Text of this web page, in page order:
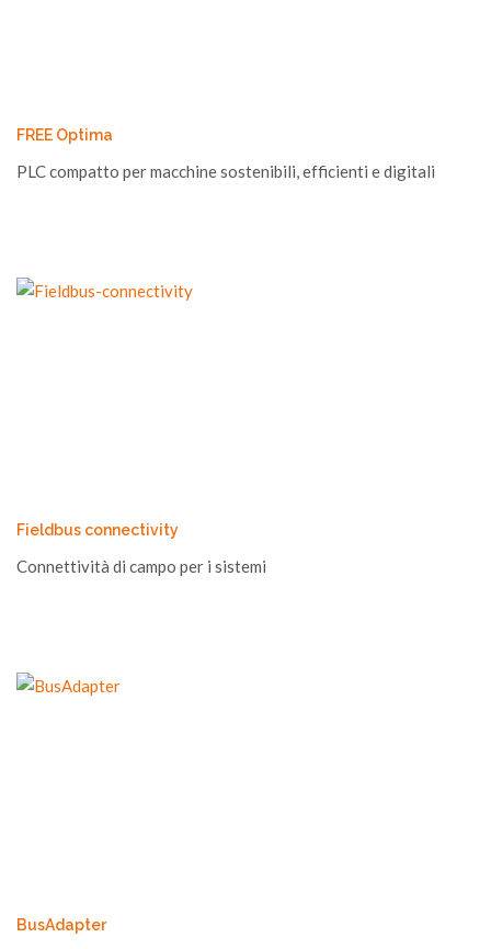
FREE Optima
PLC compatto per macchine sostenibili, efficienti e digitali
Fieldbus connectivity
Connettività di campo per i sistemi
BusAdapter